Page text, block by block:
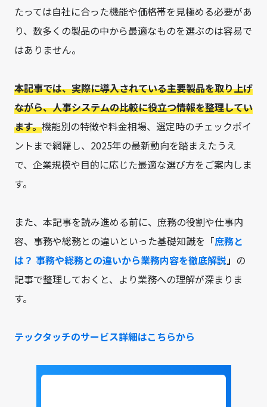
たっては自社に合った機能や価格帯を見極める必要があ
り、数多くの製品の中から最適なものを選ぶのは容易で
はありません。
本記事では、実際に導入されている主要製品を取り上げ
ながら、人事システムの比較に役立つ情報を整理してい
ます。機能別の特徴や料金相場、選定時のチェックポイ
ントまで網羅し、2025年の最新動向を踏まえたうえ
で、企業規模や目的に応じた最適な選び方をご案内しま
す。
また、本記事を読み進める前に、庶務の役割や仕事内
容、事務や総務との違いといった基礎知識を「庶務と
は？ 事務や総務との違いから業務内容を徹底解説 」 の
記事で整理しておくと、より業務への理解が深まりま
す。
テックタッチのサービス詳細はこちらから